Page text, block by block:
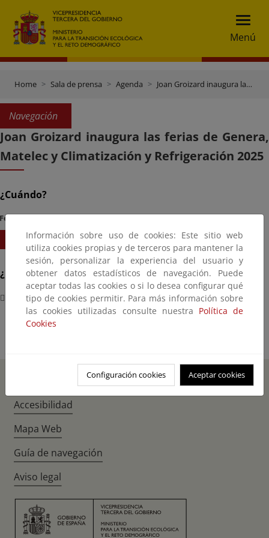
Menú
Home Sala de prensa Agenda Joan Groizard inaugura las ferias de Genera, Matelec y Climatización y Refrigeración 2025
Navegación
Joan Groizard inaugura las ferias de Genera,
Matelec y Climatización y Refrigeración 2025
¿Cuándo?
Fecha Inicio
19/11/2025
Hora
10:00
¿Dónde?
IFEMA. Avda. Del Partenón, 5
Información sobre uso de cookies: Este sitio web
utiliza cookies propias y de terceros para mantener la
sesión, personalizar la experiencia del usuario y
obtener datos estadísticos de navegación. Puede
aceptar todas las cookies o si lo desea configurar qué
tipo de cookies permitir. Para más información sobre
las cookies utilizadas consulte nuestra Política de
Cookies
Configuración cookies Aceptar cookies
Accesibilidad
Mapa Web
Guía de navegación
Aviso legal